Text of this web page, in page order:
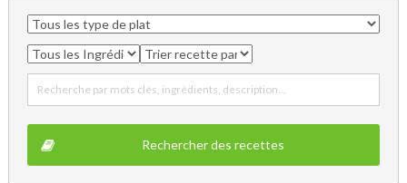
Recherche par mots clés, ingrédients, description...